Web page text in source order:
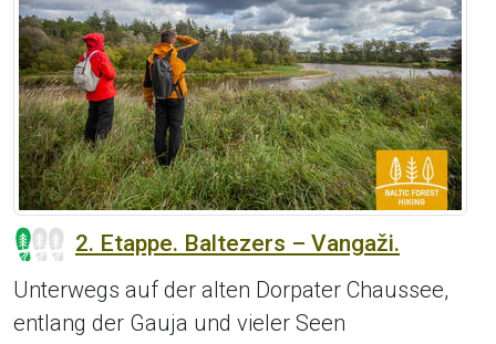
2. Etappe. Baltezers – Vangaži.
Unterwegs auf der alten Dorpater Chaussee,
entlang der Gauja und vieler Seen